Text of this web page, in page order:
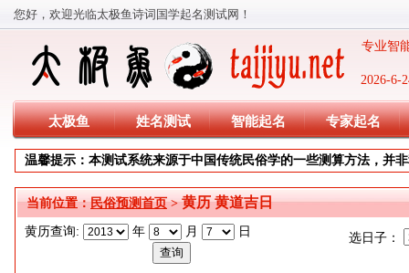
您好，欢迎光临太极鱼诗词国学起名测试网！
2026-6-
专业智
太极鱼 姓名测试 智能起名 专家起名
温馨提示：本测试系统来源于中国传统民俗学的一些测算方法，并
当前位置：民俗预测首页>黄历 黄道吉日
黄历查询: 年 月 日 选日子：